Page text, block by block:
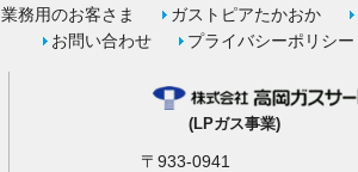
業務用のお客さま ガストピアたかおか
お問い合わせ
プライバシーポリシー
(LPガス事業)
〒933-0941